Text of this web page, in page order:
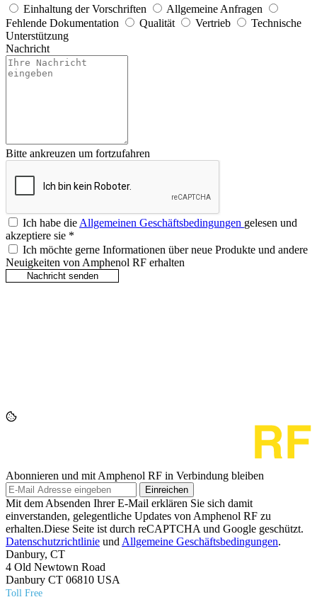
Einhaltung der Vorschriften
Allgemeine Anfragen
Fehlende Dokumentation
Qualität Vertrieb
Technische
Unterstützung
Nachricht
Bitte ankreuzen um fortzufahren
Ich habe dieAllgemeinen Geschäftsbedingungen gelesen und
akzeptiere sie *
Ich möchte gerne Informationen über neue Produkte und andere
Neuigkeiten von Amphenol RF erhalten
Abonnieren und mit Amphenol RF in Verbindung bleiben
Einreichen
Mit dem Absenden Ihrer E-Mail erklären Sie sich damit
einverstanden, gelegentliche Updates von Amphenol RF zu
erhalten.Diese Seite ist durch reCAPTCHA und Google geschützt.
Datenschutzrichtlinie und Allgemeine Geschäftsbedingungen.
Danbury, CT
4 Old Newtown Road
Danbury CT 06810 USA
Toll Free